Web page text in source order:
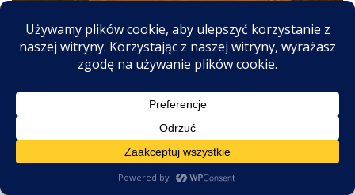
1737.06.18: Sprzedaż ziemi przez Macieja Bliznca